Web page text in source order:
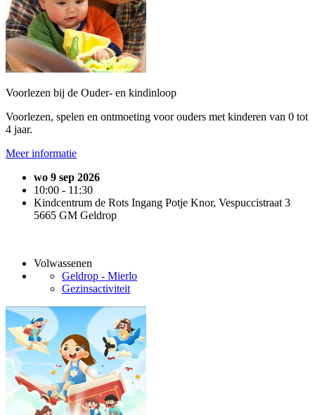
Voorlezen bij de Ouder- en kindinloop
Voorlezen, spelen en ontmoeting voor ouders met kinderen van 0 tot
4 jaar.
Meer informatie
wo 9 sep 2026
10:00 - 11:30
Kindcentrum de Rots Ingang Potje Knor, Vespuccistraat 3
5665 GM Geldrop
Volwassenen
Geldrop - Mierlo
Gezinsactiviteit